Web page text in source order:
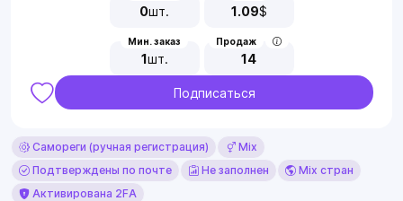
0шт. 1.09$
Мин. заказ
1шт.
Продаж
14
Подписаться
Самореги (ручная регистрация)
Mix
Подтверждены по почте
Не заполнен
Mix стран
Активирована 2FA